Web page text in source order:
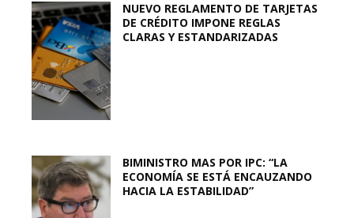
NUEVO REGLAMENTO DE TARJETAS
DE CRÉDITO IMPONE REGLAS
CLARAS Y ESTANDARIZADAS
BIMINISTRO MAS POR IPC: “LA
ECONOMÍA SE ESTÁ ENCAUZANDO
HACIA LA ESTABILIDAD”